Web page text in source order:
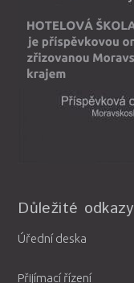
Důležité odkazy
Úřední deska
Přijímací řízení